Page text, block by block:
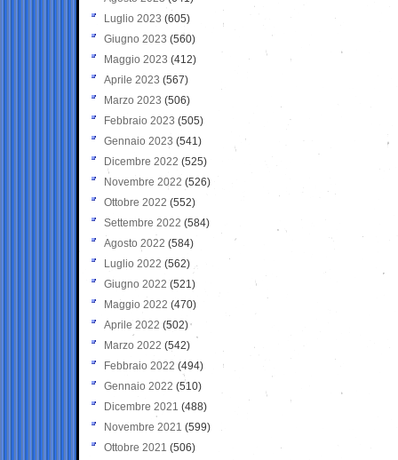
Luglio 2023 (605)
Giugno 2023 (560)
Maggio 2023 (412)
Aprile 2023 (567)
Marzo 2023 (506)
Febbraio 2023 (505)
Gennaio 2023 (541)
Dicembre 2022 (525)
Novembre 2022 (526)
Ottobre 2022 (552)
Settembre 2022 (584)
Agosto 2022 (584)
Luglio 2022 (562)
Giugno 2022 (521)
Maggio 2022 (470)
Aprile 2022 (502)
Marzo 2022 (542)
Febbraio 2022 (494)
Gennaio 2022 (510)
Dicembre 2021 (488)
Novembre 2021 (599)
Ottobre 2021 (506)